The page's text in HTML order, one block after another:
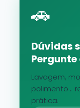
🚗
Dúvidas
Pergunte
Lavagem,
polimento...
prática.